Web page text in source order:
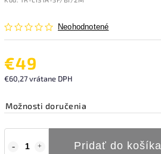
Neohodnotené
€49
€60,27 vrátane DPH
Možnosti doručenia
Pridať do košíka